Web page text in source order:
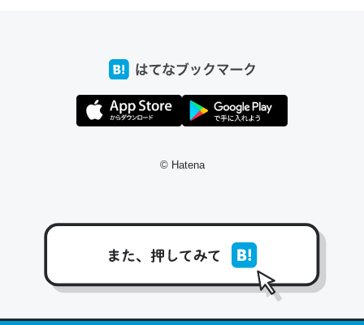
それを実質100倍以上に伸ばす効果があるはず……
コミュニケーションが劇的に変化した｜tayorini by LIFULL介護
たいなのでネット環境作ったけどAlexaしか使わないので
回線代ほとんどかからないですよ。参考：
https://toyoshi.hatenablog.com/entry/2019/05/15/1805
コミュニケーションが劇的に変化した｜tayorini by LIFULL介護
© Hatena